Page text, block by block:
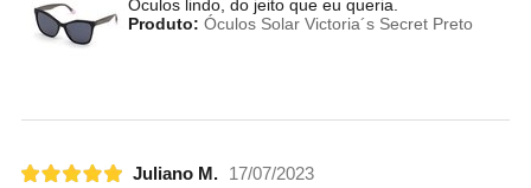
Óculos lindo, do jeito que eu queria.
Produto: Óculos Solar Victoria´s Secret Preto
Juliano M.
17/07/2023